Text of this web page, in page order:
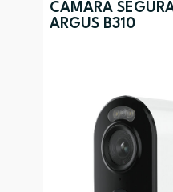
CÂMARA
ARGUS B310